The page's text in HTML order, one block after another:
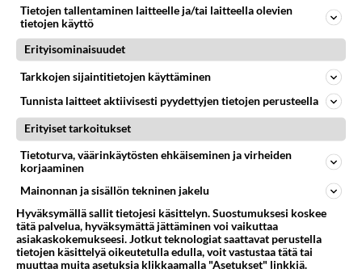
Hiuksia ajelen suihkussa ja pitää saada pistorasia
suihkun viereen. Olisiko hyvä porata vaikka 10mm
reikä pistorasian al...
02.12.2022 22:23
Tietojen tallentaminen laitteelle ja/tai laitteella olevien
tietojen käyttö
Erityisominaisuudet
Tarkkojen sijaintitietojen käyttäminen
Tunnista laitteet aktiivisesti pyydettyjen tietojen perusteella
Erityiset tarkoitukset
Tietoturva, väärinkäytösten ehkäiseminen ja virheiden
korjaaminen
Mainonnan ja sisällön tekninen jakelu
Hyväksymällä sallit tietojesi käsittelyn. Suostumuksesi koskee
tätä palvelua, hyväksymättä jättäminen voi vaikuttaa
asiakaskokemukseesi. Jotkut teknologiat saattavat perustella
tietojen käsittelyä oikeutetulla edulla, voit vastustaa tätä tai
muuttaa muita asetuksia klikkaamalla "Asetukset" linkkiä.